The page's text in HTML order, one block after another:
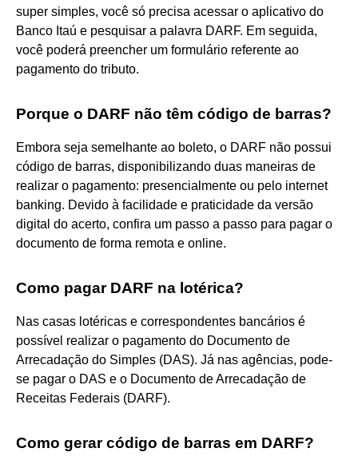
super simples, você só precisa acessar o aplicativo do
Banco Itaú e pesquisar a palavra DARF. Em seguida,
você poderá preencher um formulário referente ao
pagamento do tributo.
Porque o DARF não têm código de barras?
Embora seja semelhante ao boleto, o DARF não possui
código de barras, disponibilizando duas maneiras de
realizar o pagamento: presencialmente ou pelo internet
banking. Devido à facilidade e praticidade da versão
digital do acerto, confira um passo a passo para pagar o
documento de forma remota e online.
Como pagar DARF na lotérica?
Nas casas lotéricas e correspondentes bancários é
possível realizar o pagamento do Documento de
Arrecadação do Simples (DAS). Já nas agências, pode-
se pagar o DAS e o Documento de Arrecadação de
Receitas Federais (DARF).
Como gerar código de barras em DARF?